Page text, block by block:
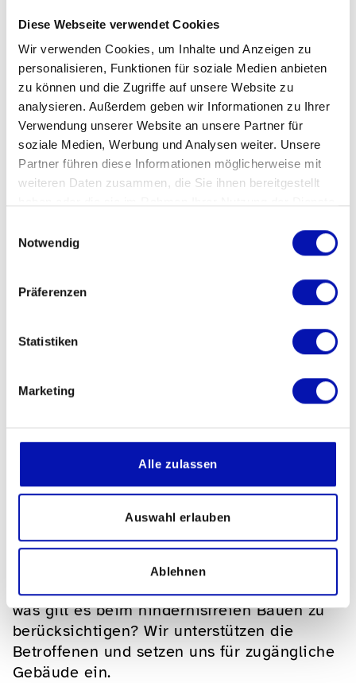
Diese Webseite verwendet Cookies
Wir verwenden Cookies, um Inhalte und Anzeigen zu
personalisieren, Funktionen für soziale Medien anbieten
zu können und die Zugriffe auf unsere Website zu
analysieren. Außerdem geben wir Informationen zu Ihrer
Verwendung unserer Website an unsere Partner für
soziale Medien, Werbung und Analysen weiter. Unsere
Partner führen diese Informationen möglicherweise mit
weiteren Daten zusammen, die Sie ihnen bereitgestellt
Notwendig
Präferenzen
Statistiken
Marketing
Alle zulassen
Auswahl erlauben
Ablehnen
Unsere Fachspezialist:innen beraten Sie
in allen Bereichen des Alltags. Sie
finden alle Vertreter:innen auf der
Teamseite in der Rubrik «Politik &
Gesellschaft». Suchen Sie jedoch eine
persönliche Beratung zu medizinischen
oder sozialrechtlichen Fragen, sind Sie
in unseren fünf Beratungsstellen richtig.
Sie finden den Kontakt in unserer Liste.
Selbständig Wohnen
Was braucht es, damit sehbeeinträchtigt
Personen selbständig wohnen können? Und
was gilt es beim hindernisfreien Bauen zu
berücksichtigen? Wir unterstützen die
Betroffenen und setzen uns für zugängliche
Gebäude ein.